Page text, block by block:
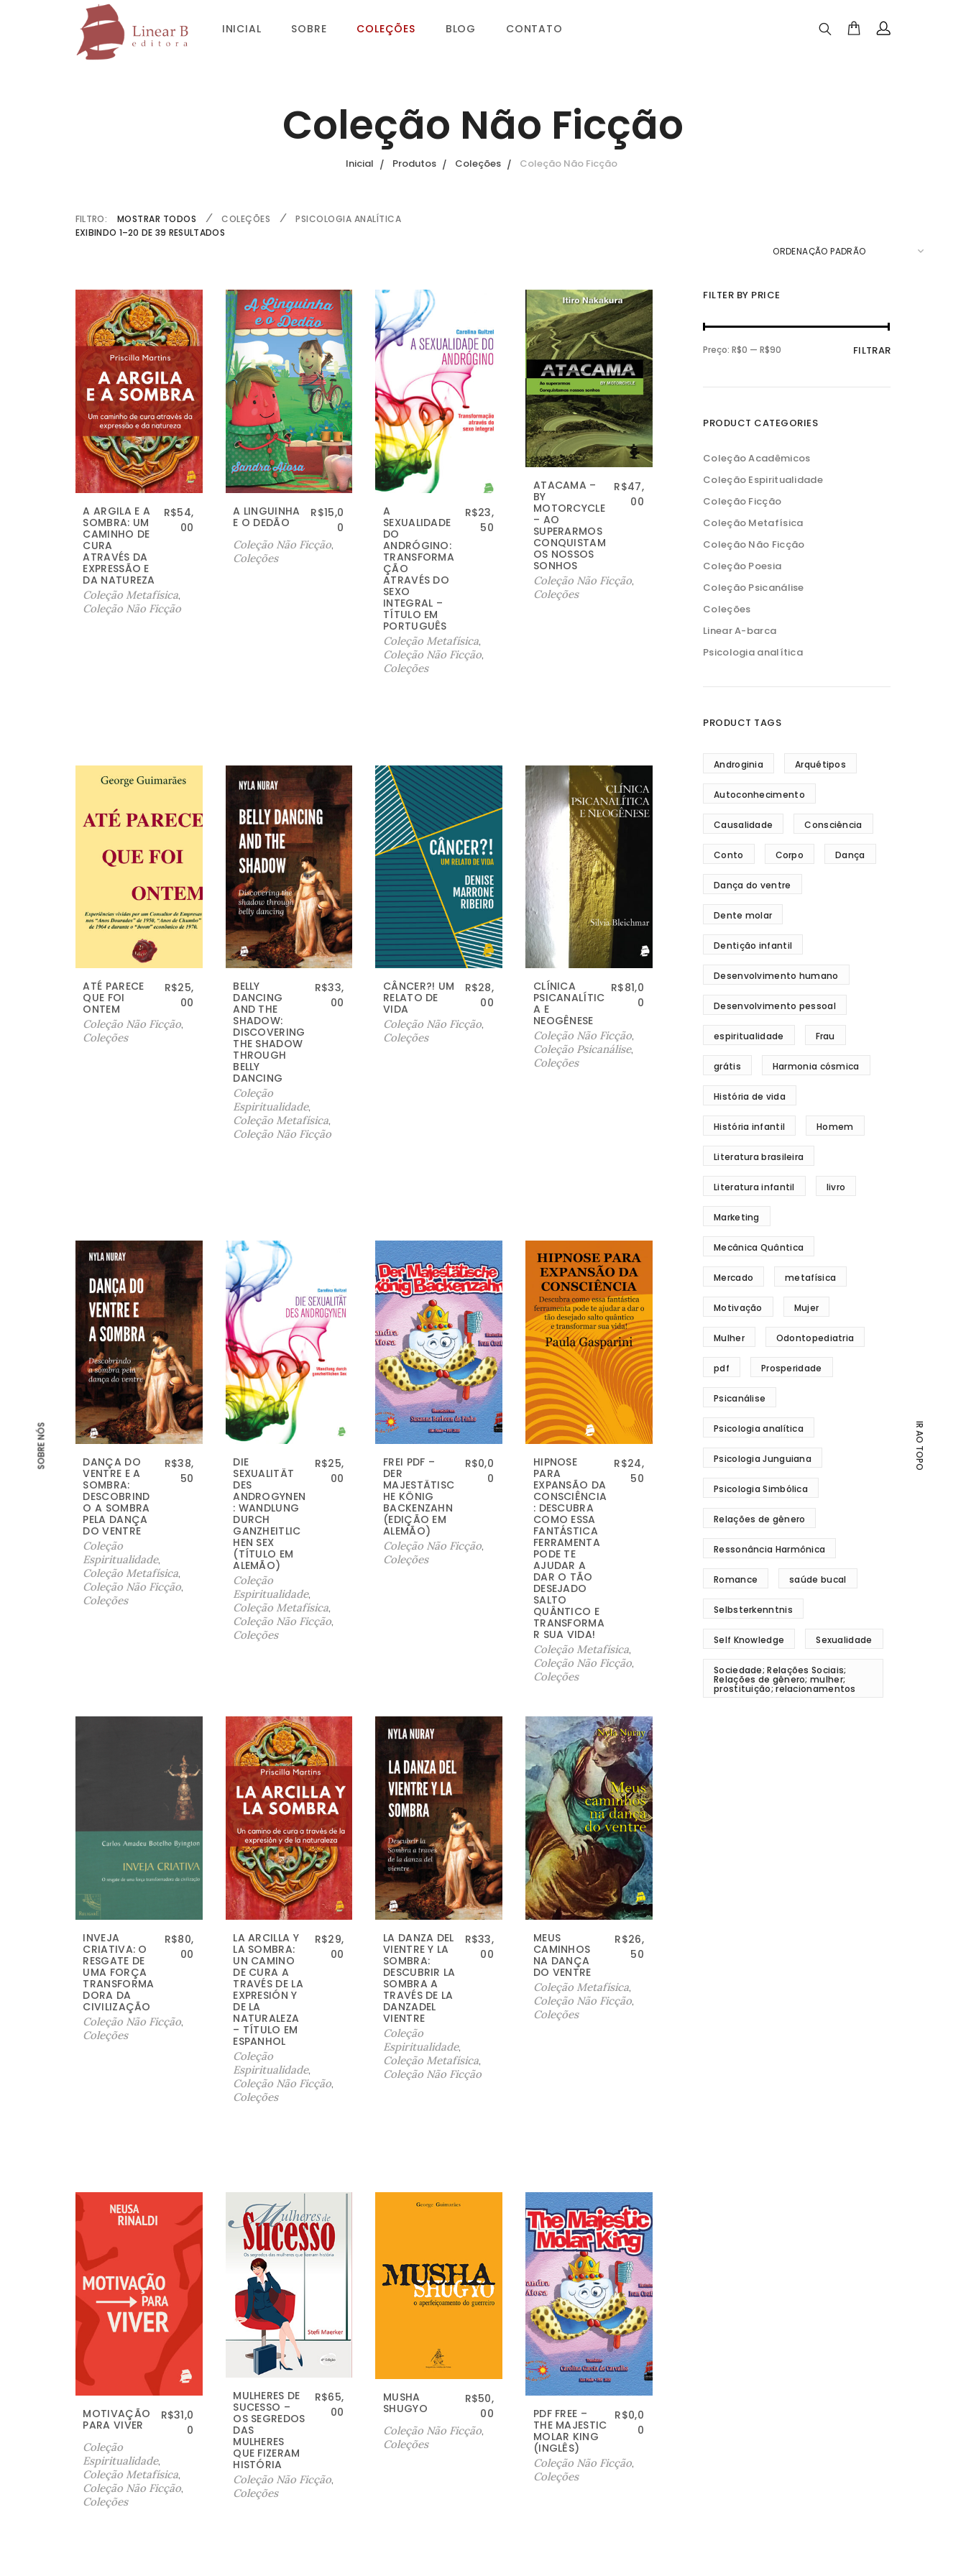
IR AO TOPO
SOBRE NÓS
INICIAL SOBRE COLEÇÕES BLOG CONTATO
Coleção Não Ficção
Inicial Produtos Coleções Coleção Não Ficção
FILTRO: MOSTRAR TODOS COLEÇÕES
PSICOLOGIA ANALÍTICA
EXIBINDO 1–20 DE 39 RESULTADOS
A ARGILA E A
SOMBRA: UM
CAMINHO DE
CURA
ATRAVÉS DA
EXPRESSÃO E
DA NATUREZA
R$54,
00
Coleção Metafísica,
Coleção Não Ficção
A LINGUINHA
E O DEDÃO
R$15,0
0
Coleção Não Ficção,
Coleções
A
SEXUALIDADE
DO
ANDRÓGINO:
TRANSFORMA
ÇÃO
ATRAVÉS DO
SEXO
INTEGRAL –
TÍTULO EM
PORTUGUÊS
R$23,
50
Coleção Metafísica,
Coleção Não Ficção,
Coleções
ATACAMA –
BY
MOTORCYCLE
– AO
SUPERARMOS
CONQUISTAM
OS NOSSOS
SONHOS
R$47,
00
Coleção Não Ficção,
Coleções
ATÉ PARECE
QUE FOI
ONTEM
R$25,
00
Coleção Não Ficção,
Coleções
BELLY
DANCING
AND THE
SHADOW:
DISCOVERING
THE SHADOW
THROUGH
BELLY
DANCING
R$33,
00
Coleção
Espiritualidade,
Coleção Metafísica,
Coleção Não Ficção
CÂNCER?! UM
RELATO DE
VIDA
R$28,
00
Coleção Não Ficção,
Coleções
CLÍNICA
PSICANALÍTIC
A E
NEOGÊNESE
R$81,0
0
Coleção Não Ficção,
Coleção Psicanálise,
Coleções
DANÇA DO
VENTRE E A
SOMBRA:
DESCOBRIND
O A SOMBRA
PELA DANÇA
DO VENTRE
R$38,
50
Coleção
Espiritualidade,
Coleção Metafísica,
Coleção Não Ficção,
Coleções
DIE
SEXUALITÄT
DES
ANDROGYNEN
: WANDLUNG
DURCH
GANZHEITLIC
HEN SEX
(TÍTULO EM
ALEMÃO)
R$25,
00
Coleção
Espiritualidade,
Coleção Metafísica,
Coleção Não Ficção,
Coleções
FREI PDF –
DER
MAJESTÄTISC
HE KÖNIG
BACKENZAHN
(EDIÇÃO EM
ALEMÃO)
R$0,0
0
Coleção Não Ficção,
Coleções
HIPNOSE
PARA
EXPANSÃO DA
CONSCIÊNCIA
: DESCUBRA
COMO ESSA
FANTÁSTICA
FERRAMENTA
PODE TE
AJUDAR A
DAR O TÃO
DESEJADO
SALTO
QUÂNTICO E
TRANSFORMA
R SUA VIDA!
R$24,
50
Coleção Metafísica,
Coleção Não Ficção,
Coleções
INVEJA
CRIATIVA: O
RESGATE DE
UMA FORÇA
TRANSFORMA
DORA DA
CIVILIZAÇÃO
R$80,
00
Coleção Não Ficção,
Coleções
LA ARCILLA Y
LA SOMBRA:
UN CAMINO
DE CURA A
TRAVÉS DE LA
EXPRESIÓN Y
DE LA
NATURALEZA
– TÍTULO EM
ESPANHOL
R$29,
00
Coleção
Espiritualidade,
Coleção Não Ficção,
Coleções
LA DANZA DEL
VIENTRE Y LA
SOMBRA:
DESCUBRIR LA
SOMBRA A
TRAVÉS DE LA
DANZADEL
VIENTRE
R$33,
00
Coleção
Espiritualidade,
Coleção Metafísica,
Coleção Não Ficção
MEUS
CAMINHOS
NA DANÇA
DO VENTRE
R$26,
50
Coleção Metafísica,
Coleção Não Ficção,
Coleções
MOTIVAÇÃO
PARA VIVER
R$31,0
0
Coleção
Espiritualidade,
Coleção Metafísica,
Coleção Não Ficção,
Coleções
MULHERES DE
SUCESSO –
OS SEGREDOS
DAS
MULHERES
QUE FIZERAM
HISTÓRIA
R$65,
00
Coleção Não Ficção,
Coleções
MUSHA
SHUGYO
R$50,
00
Coleção Não Ficção,
Coleções
PDF FREE –
THE MAJESTIC
MOLAR KING
(INGLÊS)
R$0,0
0
Coleção Não Ficção,
Coleções
FILTER BY PRICE
P
r
o
n
i
P
r
o
x
i
FILTRAR
Preço:R$0 —R$90
PRODUCT CATEGORIES
Coleção Acadêmicos
Coleção Espiritualidade
Coleção Ficção
Coleção Metafísica
Coleção Não Ficção
Coleção Poesia
Coleção Psicanálise
Coleções
Linear A-barca
Psicologia analítica
PRODUCT TAGS
Androginia Arquétipos
Autoconhecimento
Causalidade Consciência
Conto Corpo Dança
Dança do ventre
Dente molar
Dentição infantil
Desenvolvimento humano
Desenvolvimento pessoal
espiritualidade Frau
grátis Harmonia cósmica
História de vida
História infantil Homem
Literatura brasileira
Literatura infantil livro
Marketing
Mecânica Quântica
Mercado metafísica
Motivação Mujer
Mulher Odontopediatria
pdf Prosperidade
Psicanálise
Psicologia analítica
Psicologia Junguiana
Psicologia Simbólica
Relações de gênero
Ressonância Harmônica
Romance saúde bucal
Selbsterkenntnis
Self Knowledge Sexualidade
Sociedade; Relações Sociais;
Relações de gênero; mulher;
prostituição; relacionamentos